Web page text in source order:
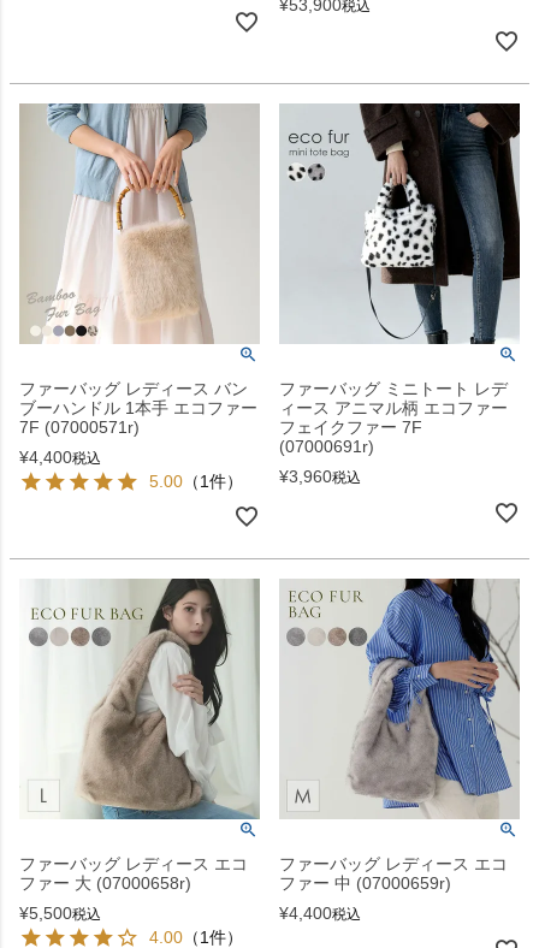
¥53,900税込
ファーバッグ レディース バン
ブーハンドル 1本手 エコファー
7F (07000571r)
¥4,400税込
5.00 （1件）
ファーバッグ ミニトート レデ
ィース アニマル柄 エコファー
フェイクファー 7F
(07000691r)
¥3,960税込
ファーバッグ レディース エコ
ファー 大 (07000658r)
¥5,500税込
4.00 （1件）
ファーバッグ レディース エコ
ファー 中 (07000659r)
¥4,400税込